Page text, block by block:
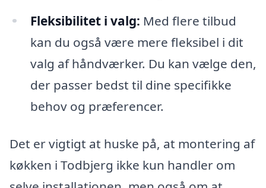
Fleksibilitet i valg: Med flere tilbud
kan du også være mere fleksibel i dit
valg af håndværker. Du kan vælge den,
der passer bedst til dine specifikke
behov og præferencer.
Det er vigtigt at huske på, at montering af
køkken i Todbjerg ikke kun handler om